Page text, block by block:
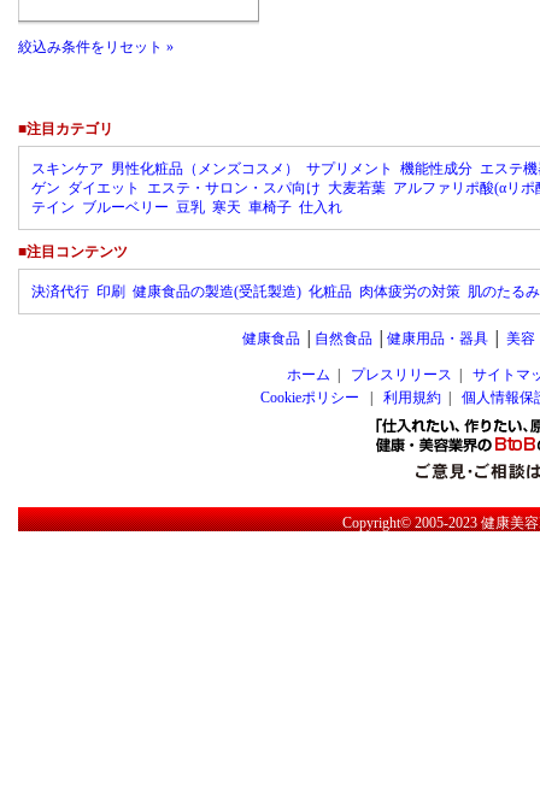
絞込み条件をリセット »
■注目カテゴリ
スキンケア 男性化粧品（メンズコスメ） サプリメント 機能性成分 エステ
ゲン ダイエット エステ・サロン・スパ向け 大麦若葉 アルファリポ酸(αリポ
テイン ブルーベリー 豆乳 寒天 車椅子 仕入れ
■注目コンテンツ
決済代行 印刷 健康食品の製造(受託製造) 化粧品 肉体疲労の対策 肌のたる
健康食品│ 自然食品│ 健康用品・器具│ 美容
ホーム プレスリリース
サイトマ
Cookieポリシー
利用規約| 個人情報保
Copyright© 2005-2023健康美